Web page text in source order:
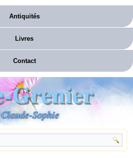
Antiquités
Livres
Contact
Grenier
Sophie